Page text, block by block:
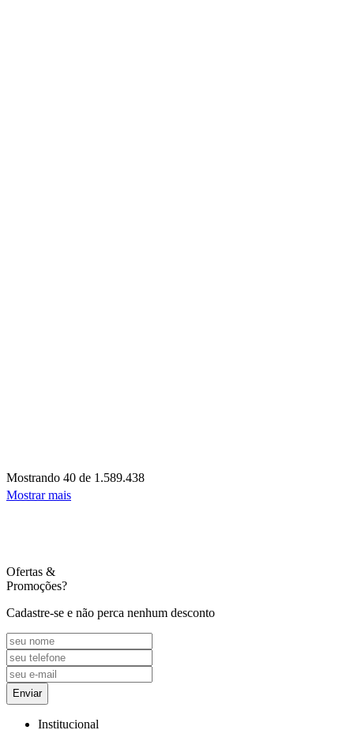
Mostrando 40 de 1.589.438
Mostrar mais
Ofertas &
Promoções?
Cadastre-se e não perca nenhum desconto
Enviar
Institucional